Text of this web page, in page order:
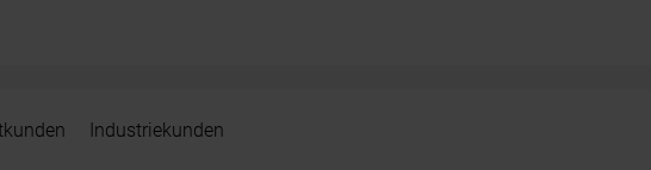
Industriekunden